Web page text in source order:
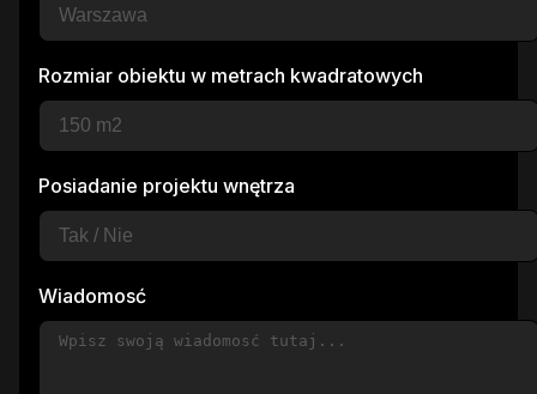
Rozmiar obiektu w metrach kwadratowych
Posiadanie projektu wnętrza
Wiadomosć